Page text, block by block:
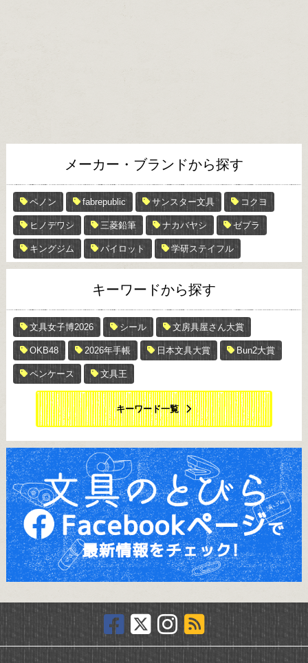
メーカー・ブランドから探す
ペノン fabrepublic サンスター文具 コクヨ
ヒノデワシ 三菱鉛筆 ナカバヤシ ゼブラ
キングジム パイロット 学研ステイフル
キーワードから探す
文具女子博2026 シール 文房具屋さん大賞
OKB48 2026年手帳 日本文具大賞 Bun2大賞
ペンケース 文具王
キーワード一覧